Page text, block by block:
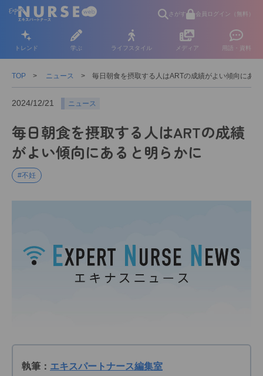
さがす 会員ログイン（無料）
トレンド 学ぶ ライフスタイル メディア 用語・資料
TOP ニュース 毎日朝食を摂取する人はARTの成績がよい傾向にあ
2024/12/21 ニュース
毎日朝食を摂取する人はARTの成績
がよい傾向にあると明らかに
#不妊
執筆： エキスパートナース編集室